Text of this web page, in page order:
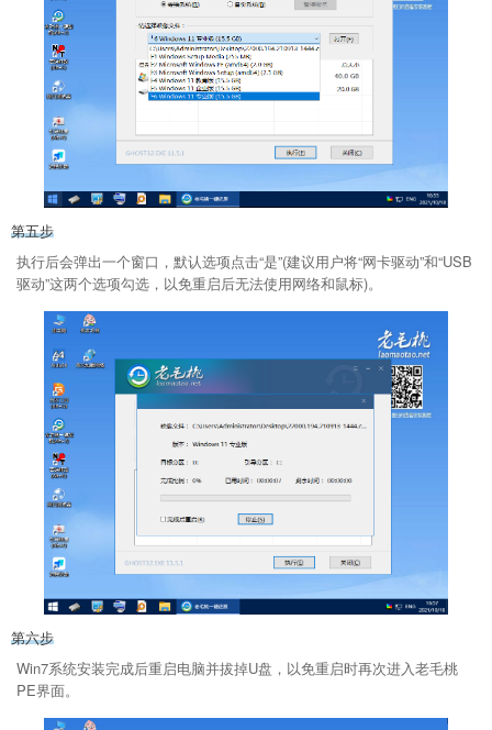
第五步
执行后会弹出一个窗口，默认选项点击“是”(建议用户将“网卡驱动”和“USB
驱动”这两个选项勾选，以免重启后无法使用网络和鼠标)。
第六步
Win7系统安装完成后重启电脑并拔掉U盘，以免重启时再次进入老毛桃
PE界面。